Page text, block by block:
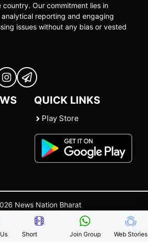
country. Our commitment lies in
reporting and engaging
issues without any bias or vested
QUICK LINKS
Play Store
News Nation Bharat
Us |Policies Terms and Conditions
Short Join Group Web Stories